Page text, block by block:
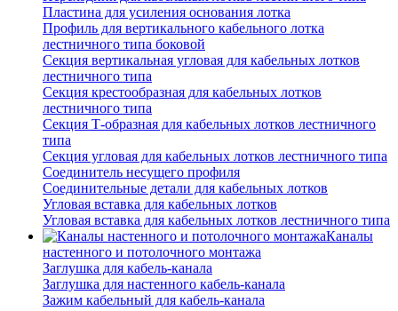
Пластина для усиления основания лотка
Профиль для вертикального кабельного лотка
лестничного типа боковой
Секция вертикальная угловая для кабельных лотков
лестничного типа
Секция крестообразная для кабельных лотков
лестничного типа
Секция Т-образная для кабельных лотков лестничного
типа
Секция угловая для кабельных лотков лестничного типа
Соединитель несущего профиля
Соединительные детали для кабельных лотков
Угловая вставка для кабельных лотков
Угловая вставка для кабельных лотков лестничного типа
Каналы
настенного и потолочного монтажа
Заглушка для кабель-канала
Заглушка для настенного кабель-канала
Зажим кабельный для кабель-канала